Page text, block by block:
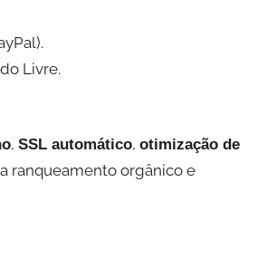
Livre.
, SSL automático, otimização de
ranqueamento orgânico e